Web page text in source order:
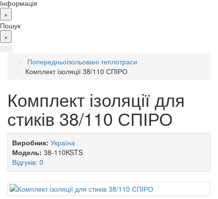
Інформація
×
Пошук
×
Попередньоізольовані теплотраси
Комплект ізоляції 38/110 СПІРО
Комплект ізоляції для
стиків 38/110 СПІРО
Виробник: Україна
Модель: 38-110KSTS
Відгуків: 0